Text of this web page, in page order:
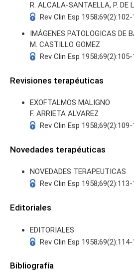
R. ALCALA-SANTAELLA, P. DE
Rev Clin Esp
IMÁGENES PATOLOGICAS DE
M. CASTILLO GOMEZ
Rev Clin Esp 1958;69(2):105-
Revisiones terapéuticas
EXOFTALMOS MALIGNO
F. ARRIETA ALVAREZ
Rev Clin Esp 1958;69(2):109-
Novedades terapéuticas
NOVEDADES TERAPEUTICAS
Rev Clin Esp
Editoriales
EDITORIALES
Rev Clin Esp
Bibliografía